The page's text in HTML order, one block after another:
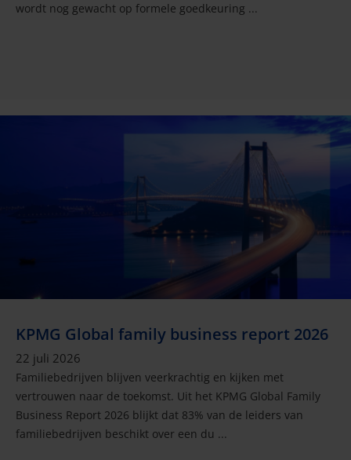
wordt nog gewacht op formele goedkeuring ...
KPMG Global family business report 2026
22 juli 2026
Familiebedrijven blijven veerkrachtig en kijken met
vertrouwen naar de toekomst. Uit het KPMG Global Family
Business Report 2026 blijkt dat 83% van de leiders van
familiebedrijven beschikt over een du ...